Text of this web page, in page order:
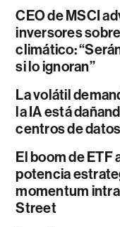
CEO de MSCI
inversores
climático:
si lo ignoran”
La volátil
la IA está
centros de datos
El boom de ETF
potencia
momentum
Street